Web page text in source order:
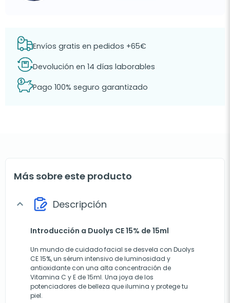
Envíos gratis en pedidos +65€
Devolución en 14 días laborables
Pago 100% seguro garantizado
Más sobre este producto
expand_more Descripción
Introducción a Duolys CE 15% de 15ml
Un mundo de cuidado facial se desvela con Duolys
CE 15%, un sérum intensivo de luminosidad y
antioxidante con una alta concentración de
Vitamina C y E de 15ml. Una joya de los
potenciadores de belleza que ilumina y protege tu
piel.